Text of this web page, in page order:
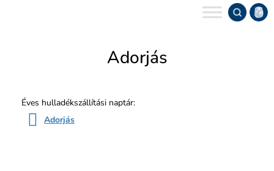
Adorjás
Éves hulladékszállítási naptár:
Adorjás